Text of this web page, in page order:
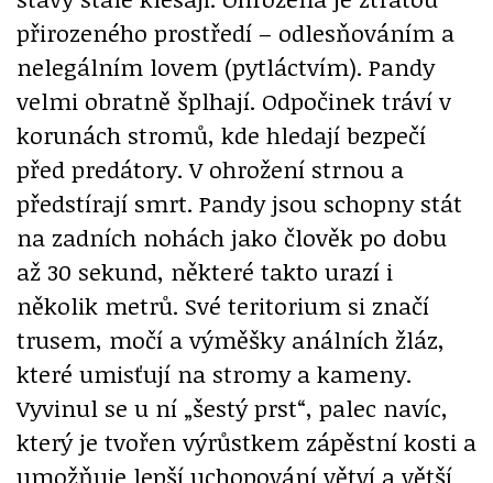
přirozeného prostředí – odlesňováním a
nelegálním lovem (pytláctvím). Pandy
velmi obratně šplhají. Odpočinek tráví v
korunách stromů, kde hledají bezpečí
před predátory. V ohrožení strnou a
předstírají smrt. Pandy jsou schopny stát
na zadních nohách jako člověk po dobu
až 30 sekund, některé takto urazí i
několik metrů. Své teritorium si značí
trusem, močí a výměšky análních žláz,
které umisťují na stromy a kameny.
Vyvinul se u ní „šestý prst“, palec navíc,
který je tvořen výrůstkem zápěstní kosti a
umožňuje lepší uchopování větví a větší